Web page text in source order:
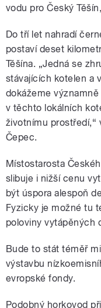
vodu pro Český
Do tří let nahradí
postaví deset
Těšína. „Jedná se
stávajících kotelen a
dokážeme
v těchto lokálních
životnímu prostředí,“
Čepec.
Místostarosta
slibuje i nižší cenu
být úspora alespoň
Fyzicky je možné tu
poloviny vytápěných
Bude to stát téměř
výstavbu
evropské fondy.
Podobný horkovod